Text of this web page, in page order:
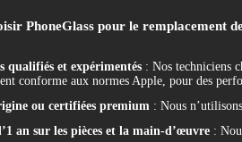
PhoneGlass pour le remplacement
qualifiés et expérimentés : Nos techniciens
conforme aux normes Apple, pour des
ou certifiées premium : Nous
an sur les pièces et la main-d’œuvre :